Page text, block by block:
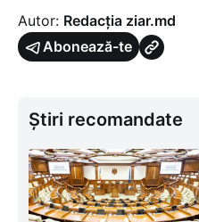
Autor: Redacția ziar.md
Abonează-te
Știri recomandate